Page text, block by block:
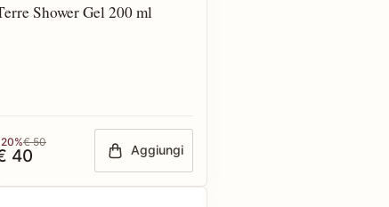
Shower Gel 200 ml
€ 50
40 Aggiungi